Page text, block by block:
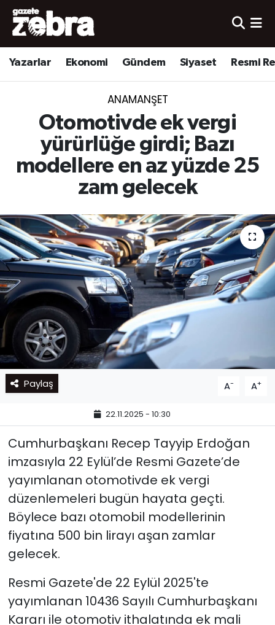
Yazarlar Ekonomi Gündem Siyaset Resmi
ANAMANŞET
Otomotivde ek vergi
yürürlüğe girdi; Bazı
modellere en az yüzde 25
zam gelecek
Paylaş A- A+
22.11.2025 - 10:30
Cumhurbaşkanı Recep Tayyip Erdoğan
imzasıyla 22 Eylül’de Resmi Gazete’de
yayımlanan otomotivde ek vergi
düzenlemeleri bugün hayata geçti.
Böylece bazı otomobil modellerinin
fiyatına 500 bin lirayı aşan zamlar
gelecek.
Resmi Gazete'de 22 Eylül 2025'te
yayımlanan 10436 Sayılı Cumhurbaşkanı
Kararı ile otomotiv ithalatında ek mali
Yazarlar
Ekonomi
Yerel
Spor
Nöbetçi Eczaneler
Hava Durumu
Süper Lig Puan Durumu ve Fikstür
Tüm Manşetler
Haber Arşivi